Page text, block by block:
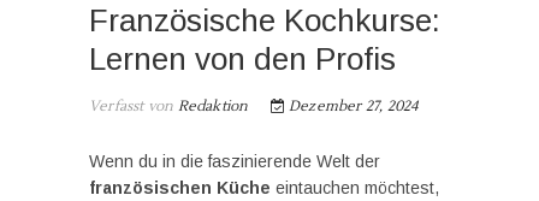
Französische Kochkurse:
Lernen von den Profis
Verfasst von Redaktion Dezember 27, 2024
Wenn du in die faszinierende Welt der
französischen Küche eintauchen möchtest,